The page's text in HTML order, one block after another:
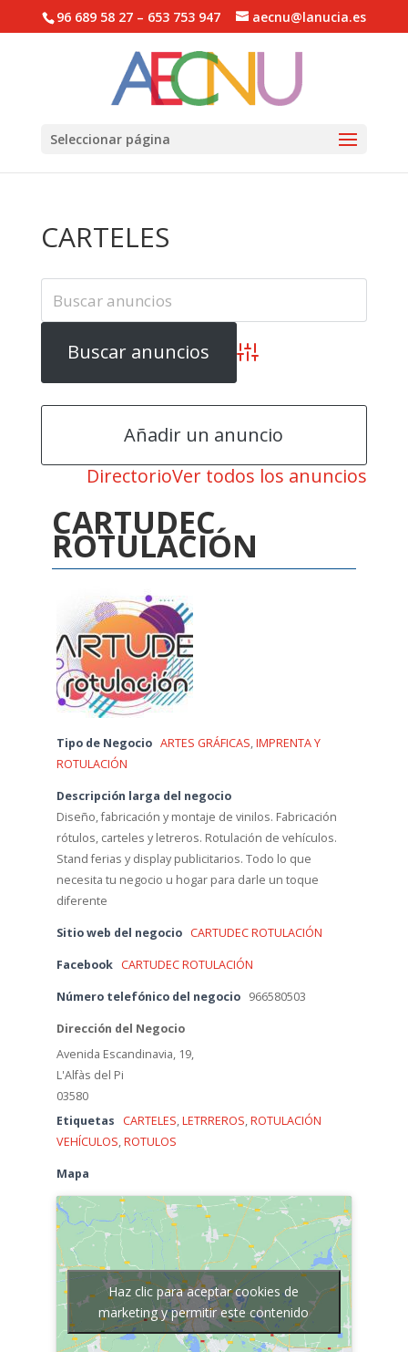
Abrir barra de herramientas
96 689 58 27 – 653 753 947 aecnu@lanucia.es
Seleccionar página
CARTELES
Búsqueda avanzada
DirectorioVer todos los anuncios
Añadir un anuncio
CARTUDEC
ROTULACIÓN
Tipo de Negocio ARTES GRÁFICAS,IMPRENTA Y
ROTULACIÓN
Descripción larga del negocio
Diseño, fabricación y montaje de vinilos. Fabricación
rótulos, carteles y letreros. Rotulación de vehículos.
Stand ferias y display publicitarios. Todo lo que
necesita tu negocio u hogar para darle un toque
diferente
Sitio web del negocio CARTUDEC ROTULACIÓN
Facebook CARTUDEC ROTULACIÓN
Número telefónico del negocio 966580503
Dirección del Negocio
Avenida Escandinavia, 19,
L'Alfàs del Pi
03580
Etiquetas CARTELES,LETRREROS,ROTULACIÓN
VEHÍCULOS,ROTULOS
Mapa
Haz clic para aceptar cookies de
marketing y permitir este contenido